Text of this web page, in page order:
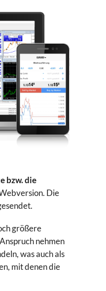
bzw. die
Die
größere
nehmen
was auch als
mit denen die